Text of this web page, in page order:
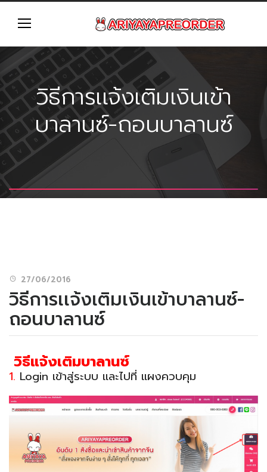
วิธีการเเจ้งเติมเงินเข้า
บาลานซ์-ถอนบาลานซ์
27/06/2016
วิธีการเเจ้งเติมเงินเข้าบาลานซ์-
ถอนบาลานซ์
วิธีแจ้งเติมบาลานซ์
1. Login เข้าสู่ระบบ และไปที่ แผงควบคุม